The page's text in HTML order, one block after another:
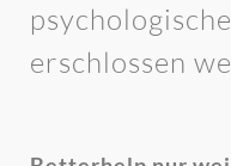
erschlossen